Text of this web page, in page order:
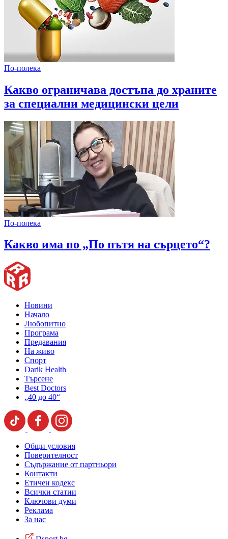
По-полека
Какво ограничава достъпа до храните
за специални медицински цели
По-полека
Какво има по „По пътя на сърцето“?
Новини
Начало
Любопитно
Програма
Предавания
На живо
Спорт
Darik Health
Търсене
Best Doctors
„40 до 40“
Общи условия
Поверителност
Съдържание от партньори
Контакти
Етичен кодекс
Всички статии
Ключови думи
Реклама
За нас